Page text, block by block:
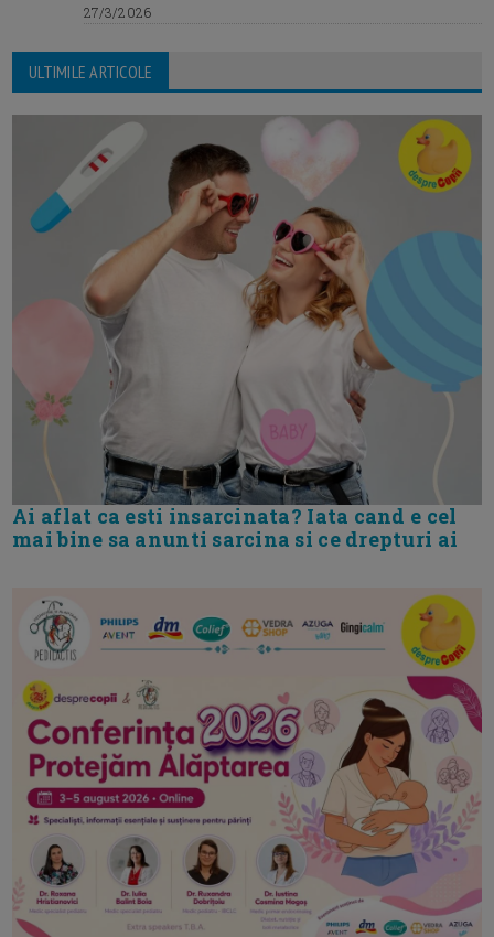
27/3/2026
ULTIMILE ARTICOLE
Ai aflat ca esti insarcinata? Iata cand e cel
mai bine sa anunti sarcina si ce drepturi ai